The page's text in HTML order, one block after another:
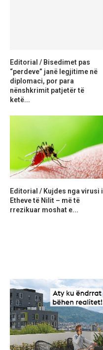
Editorial / Bisedimet pas
“perdeve” janë legjitime në
diplomaci, por para
nënshkrimit patjetër të
ketë...
Editorial / Kujdes nga virusi i
Etheve të Nilit – më të
rrezikuar moshat e...